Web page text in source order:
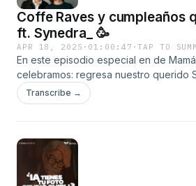
Coffe Raves y cumpleaños
ft. Synedra_ 🥳
APR 18, 2025 · 01:00:47 ·TAP TO
En este episodio especial en de
celebramos: regresa nuestro querido
durante mucho tiempo fue parte clave
podcast. Hoy vuelve como invitado de
también sacamos a relucir las mejores
cumpleaños que terminaron mal🥳
Transcribe →